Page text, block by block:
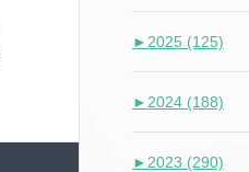
► 2025 (125)
► 2024 (188)
► 2023 (290)